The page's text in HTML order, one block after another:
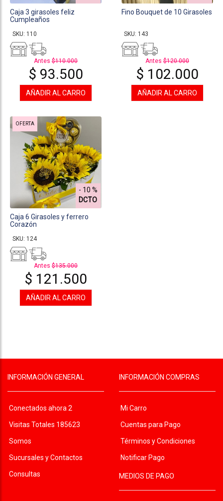
Caja 3 girasoles feliz
Cumpleaños
SKU: 110
Antes $110.000
$ 93.500
AÑADIR AL CARRO
Fino Bouquet de 10 Girasoles
SKU: 143
Antes $120.000
$ 102.000
AÑADIR AL CARRO
OFERTA
- 10 %
DCTO
Caja 6 Girasoles y ferrero
Corazón
SKU: 124
Antes $135.000
$ 121.500
AÑADIR AL CARRO
INFORMACIÓN GENERAL
Conectados ahora 2
Visitas Totales 185623
Somos
Sucursales y Contactos
Consultas
INFORMACIÓN COMPRAS
Mi Carro
Cuentas para Pago
Términos y Condiciones
Notificar Pago
MEDIOS DE PAGO